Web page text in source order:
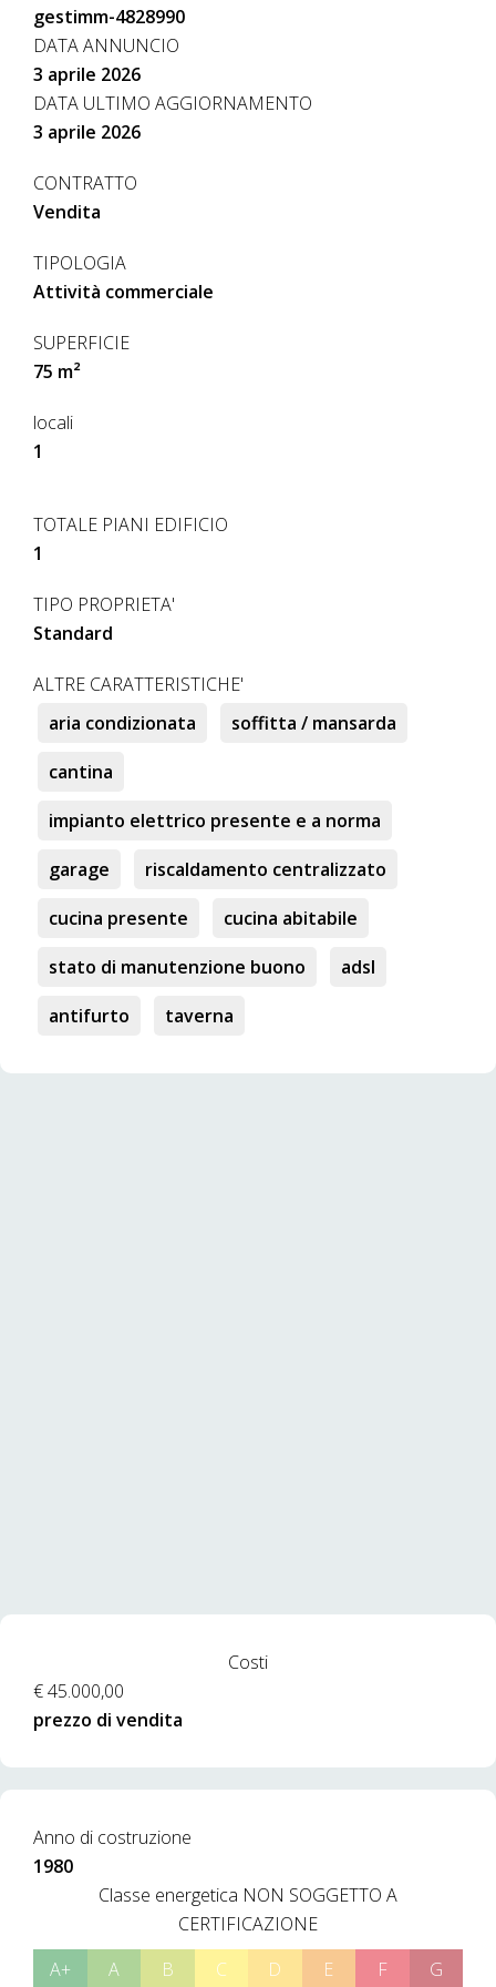
gestimm-4828990
DATA ANNUNCIO
3 aprile 2026
DATA ULTIMO AGGIORNAMENTO
3 aprile 2026
CONTRATTO
Vendita
TIPOLOGIA
Attività commerciale
SUPERFICIE
75 m²
locali
1
TOTALE PIANI EDIFICIO
1
TIPO PROPRIETA'
Standard
ALTRE CARATTERISTICHE'
aria condizionata
soffitta / mansarda
cantina
impianto elettrico presente e a norma
garage
riscaldamento centralizzato
cucina presente
cucina abitabile
stato di manutenzione buono
adsl
antifurto
taverna
Costi
€ 45.000,00
prezzo di vendita
Anno di costruzione
1980
Classe energetica NON SOGGETTO A
CERTIFICAZIONE
A+
A B C D E F G